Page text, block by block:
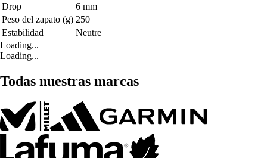
Drop
6 mm
Peso del zapato (g) 250
Estabilidad
Neutre
Loading...
Loading...
Todas nuestras marcas